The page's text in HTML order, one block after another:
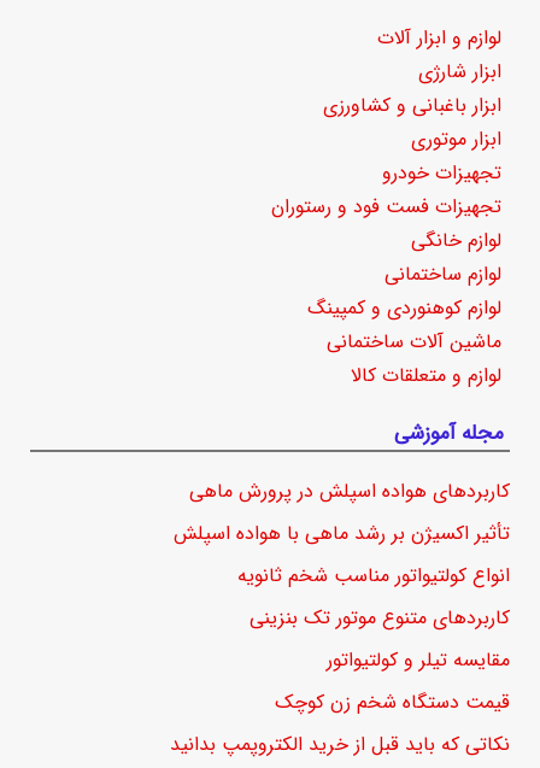
لوازم و ابزار آلات
ابزار شارژی
ابزار باغبانی و کشاورزی
ابزار موتوری
تجهیزات خودرو
تجهیزات فست فود و رستوران
لوازم خانگی
لوازم ساختمانی
لوازم کوهنوردی و کمپینگ
ماشین آلات ساختمانی
لوازم و متعلقات کالا
مجله آموزشی
کاربردهای هواده اسپلش در پرورش ماهی
تأثیر اکسیژن بر رشد ماهی با هواده اسپلش
انواع کولتیواتور مناسب شخم ثانویه
کاربردهای متنوع موتور تک بنزینی
مقایسه تیلر و کولتیواتور
قیمت دستگاه شخم زن کوچک
نکاتی که باید قبل از خرید الکتروپمپ بدانید